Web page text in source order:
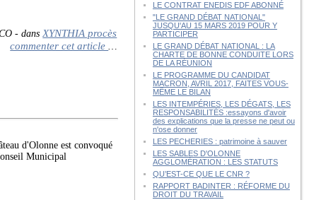
- dansXYNTHIA procès
commenter cet article …
d'Olonne est convoqué
Municipal
LE CONTRAT ENEDIS EDF ABONNÉ
"LE GRAND DÉBAT NATIONAL"
JUSQU'AU 15 MARS 2019 POUR Y
PARTICIPER
LE GRAND DÉBAT NATIONAL : LA
CHARTE DE BONNE CONDUITE LORS
DE LA RÉUNION
LE PROGRAMME DU CANDIDAT
MACRON, AVRIL 2017, FAITES VOUS-
MÊME LE BILAN
LES INTEMPÉRIES, LES DÉGATS, LES
RESPONSABILITÉS :essayons d'avoir
des explications que la presse ne peut ou
n'ose donner
LES PECHERIES : patrimoine à sauver
LES SABLES D'OLONNE
AGGLOMÉRATION : LES STATUTS
QU’EST-CE QUE LE CNR ?
RAPPORT BADINTER : RÉFORME DU
DROIT DU TRAVAIL